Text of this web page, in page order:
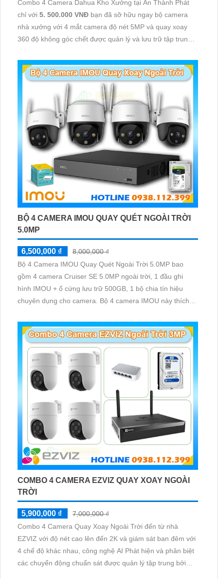
Combo 4 Camera Dahua Kho Xưởng tại An Thành Phát
chỉ với 5. 500.000 VNĐ bạn đã sỡ hữu ngay bộ camera
nhà xưởng với 4 mắt camera độ nét 5MP và quay xoay
360 độ không góc chết được quản lý và lưu trữ tập trung
BỘ 4 CAMERA IMOU QUAY QUÉT NGOÀI TRỜI
5.0MP
6,500,000 ₫
8,000,000 ₫
Bộ 4 Camera IMOU Quay Quét Ngoài Trời 5.0MP bao
gồm 4 camera Cruiser SE 5.0MP ngoài trời, 1 đầu ghi
hình IMOU + ổ cứng lưu trữ 500GB, 1 bộ chia tín hiệu
chuyên dụng cho camera. Bộ 4 camera IMOU này thích
cần giám sát ngoài trời
COMBO 4 CAMERA EZVIZ QUAY XOAY NGOÀI
TRỜI
5,900,000 ₫
7,000,000 ₫
Combo 4 Camera Quay Xoay Ngoài Trời đến từ nhà
EZVIZ với độ nét cao lên đến 2K và giám sát ban đêm với
4 chế độ khác nhau, công nghệ AI Phát hiện và phân biệt
các chuyển động chuẩn sát được quản lý tập trung bởi